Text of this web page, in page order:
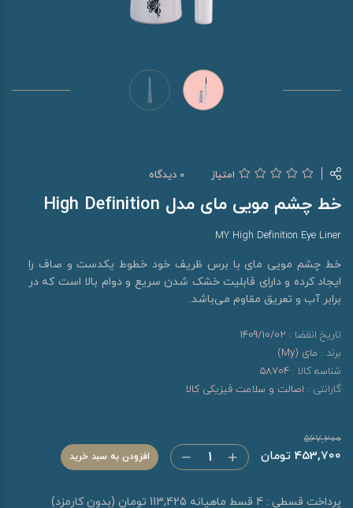
امتیاز 0 دیدگاه
خط چشم مویی مای مدل High Definition
MY High Definition Eye Liner
خط چشم مویی مای با برس ظریف خود خطوط یکدست و صاف را
ایجاد کرده و دارای قابلیت خشک شدن سریع و دوام بالا است که در
برابر آب و تعریق مقاوم می‌باشد.
تاریخ انقضا : 1409/10/02
برند : مای (My)
شناسه کالا : 58704
گارانتی : اصالت و سلامت فیزیکی کالا
453,700 تومان
567,200
افزودن به سبد خرید
پرداخت قسطی : 4 قسط ماهیانه 113,425 تومان (بدون کارمزد)